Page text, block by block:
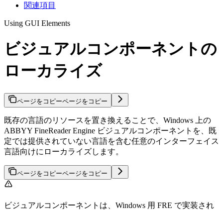
関連項目
Using GUI Elements
ビジュアルコンポーネントの
ローカライズ
ページをコピーページをコピー
既存の言語のリソースを置き換えることで、Windows 上の
ABBYY FineReader Engine ビジュアルコンポーネントを、既
定では提供されていない言語を含む任意のインターフェイス
言語向けにローカライズします。
ページをコピーページをコピー
ビジュアルコンポーネントは、Windows 用 FRE で実装され